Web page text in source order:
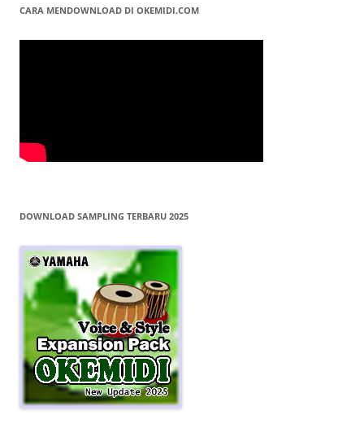
CARA MENDOWNLOAD DI OKEMIDI.COM
DOWNLOAD SAMPLING TERBARU 2025